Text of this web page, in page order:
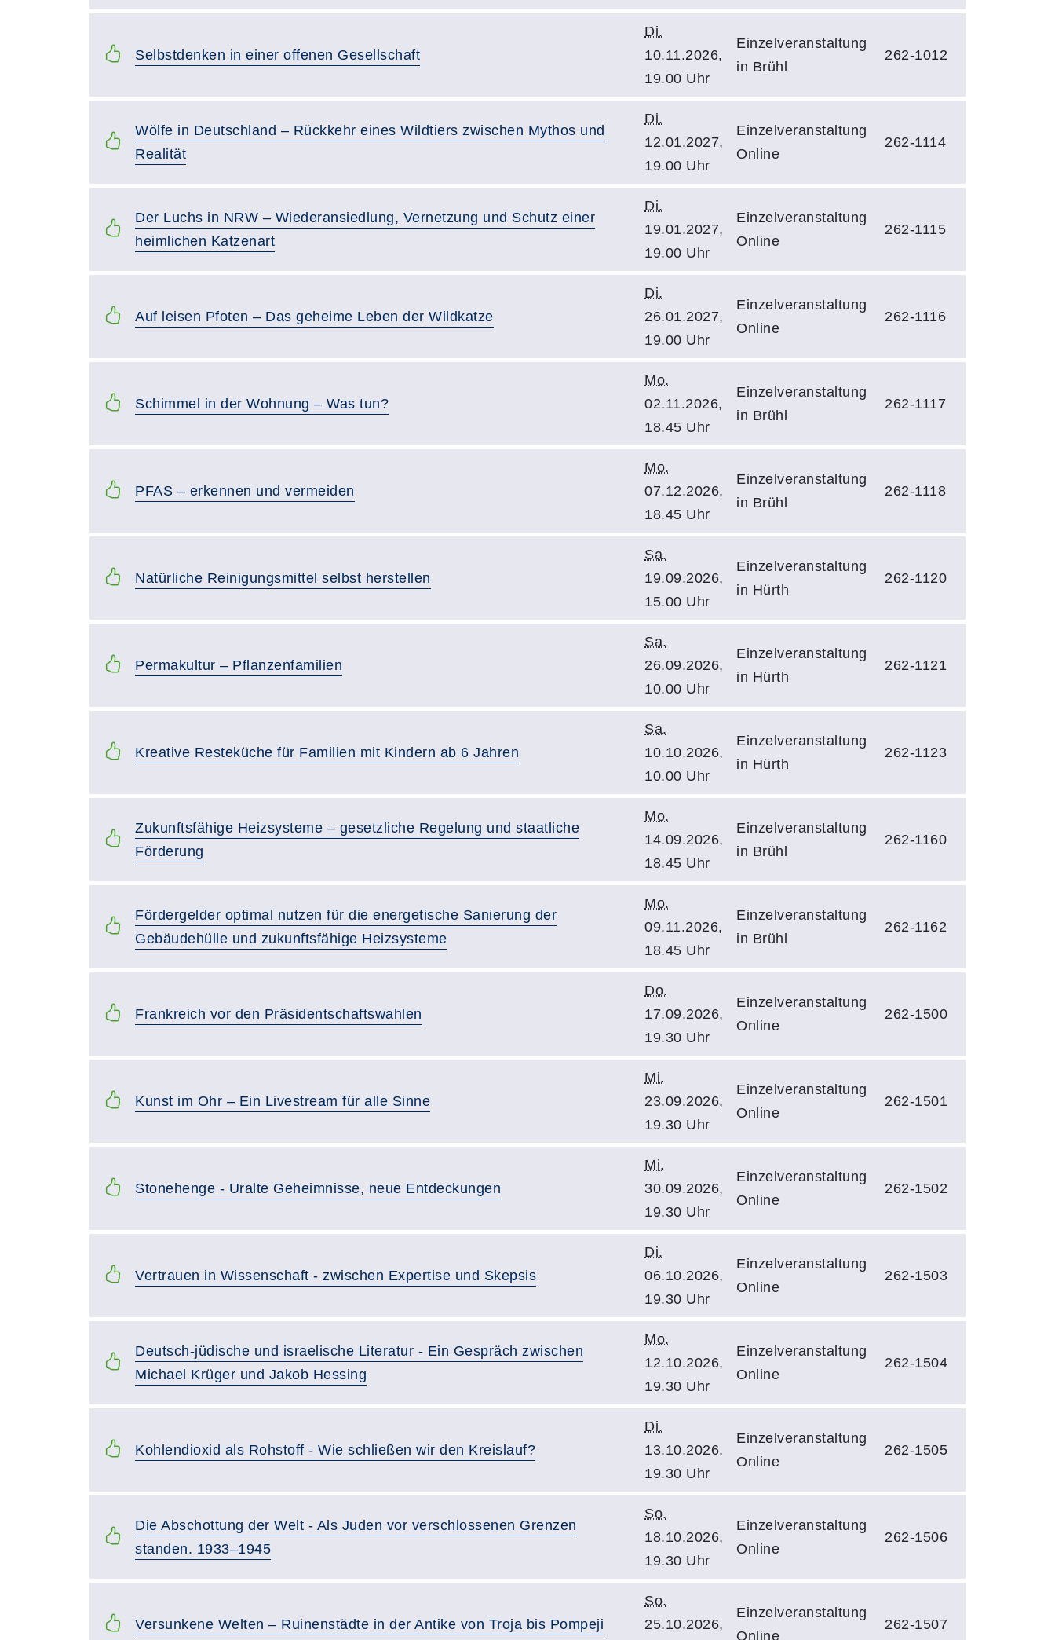
Selbstdenken in einer offenen Gesellschaft
Di.
10.11.2026,
19.00 Uhr
Einzelveranstaltung
in Brühl
262-1012
Wölfe in Deutschland – Rückkehr eines Wildtiers zwischen Mythos und
Realität
Di.
12.01.2027,
19.00 Uhr
Einzelveranstaltung
Online
262-1114
Der Luchs in NRW – Wiederansiedlung, Vernetzung und Schutz einer
heimlichen Katzenart
Di.
19.01.2027,
19.00 Uhr
Einzelveranstaltung
Online
262-1115
Auf leisen Pfoten – Das geheime Leben der Wildkatze
Di.
26.01.2027,
19.00 Uhr
Einzelveranstaltung
Online
262-1116
Schimmel in der Wohnung – Was tun?
Mo.
02.11.2026,
18.45 Uhr
Einzelveranstaltung
in Brühl
262-1117
PFAS – erkennen und vermeiden
Mo.
07.12.2026,
18.45 Uhr
Einzelveranstaltung
in Brühl
262-1118
Natürliche Reinigungsmittel selbst herstellen
Sa.
19.09.2026,
15.00 Uhr
Einzelveranstaltung
in Hürth
262-1120
Permakultur – Pflanzenfamilien
Sa.
26.09.2026,
10.00 Uhr
Einzelveranstaltung
in Hürth
262-1121
Kreative Resteküche für Familien mit Kindern ab 6 Jahren
Sa.
10.10.2026,
10.00 Uhr
Einzelveranstaltung
in Hürth
262-1123
Zukunftsfähige Heizsysteme – gesetzliche Regelung und staatliche
Förderung
Mo.
14.09.2026,
18.45 Uhr
Einzelveranstaltung
in Brühl
262-1160
Fördergelder optimal nutzen für die energetische Sanierung der
Gebäudehülle und zukunftsfähige Heizsysteme
Mo.
09.11.2026,
18.45 Uhr
Einzelveranstaltung
in Brühl
262-1162
Frankreich vor den Präsidentschaftswahlen
Do.
17.09.2026,
19.30 Uhr
Einzelveranstaltung
Online
262-1500
Kunst im Ohr – Ein Livestream für alle Sinne
Mi.
23.09.2026,
19.30 Uhr
Einzelveranstaltung
Online
262-1501
Stonehenge - Uralte Geheimnisse, neue Entdeckungen
Mi.
30.09.2026,
19.30 Uhr
Einzelveranstaltung
Online
262-1502
Vertrauen in Wissenschaft - zwischen Expertise und Skepsis
Di.
06.10.2026,
19.30 Uhr
Einzelveranstaltung
Online
262-1503
Deutsch-jüdische und israelische Literatur - Ein Gespräch zwischen
Michael Krüger und Jakob Hessing
Mo.
12.10.2026,
19.30 Uhr
Einzelveranstaltung
Online
262-1504
Kohlendioxid als Rohstoff - Wie schließen wir den Kreislauf?
Di.
13.10.2026,
19.30 Uhr
Einzelveranstaltung
Online
262-1505
Die Abschottung der Welt - Als Juden vor verschlossenen Grenzen
standen. 1933–1945
So.
18.10.2026,
19.30 Uhr
Einzelveranstaltung
Online
262-1506
Versunkene Welten – Ruinenstädte in der Antike von Troja bis Pompeji
So.
25.10.2026,
Einzelveranstaltung
Online
262-1507